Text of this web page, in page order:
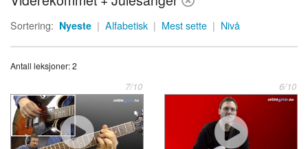
Logg inn
Kontakt oss
Om onlinegitar.no
Sortering: Nyeste | Alfabetisk | Mest sette | Nivå
Antall leksjoner: 2
7/10 6/10